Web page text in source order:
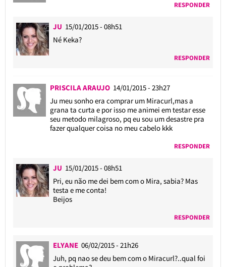
RESPONDER
JU 15/01/2015 - 08h51
Né Keka?
RESPONDER
PRISCILA ARAUJO 14/01/2015 - 23h27
Ju meu sonho era comprar um Miracurl,mas a
grana ta curta e por isso me animei em testar esse
seu metodo milagroso, pq eu sou um desastre pra
fazer qualquer coisa no meu cabelo kkk
RESPONDER
JU 15/01/2015 - 08h51
Pri, eu não me dei bem com o Mira, sabia? Mas
testa e me conta!
Beijos
RESPONDER
ELYANE06/02/2015 - 21h26
Juh, pq nao se deu bem com o Miracurl?..qual foi